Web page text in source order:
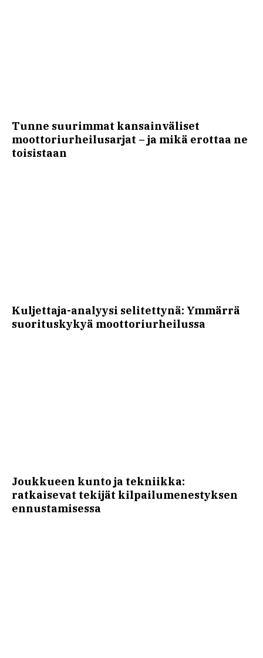
Tunne suurimmat kansainväliset
moottoriurheilusarjat – ja mikä erottaa ne
toisistaan
Kuljettaja-analyysi selitettynä: Ymmärrä
suorituskykyä moottoriurheilussa
Joukkueen kunto ja tekniikka:
ratkaisevat tekijät kilpailumenestyksen
ennustamisessa